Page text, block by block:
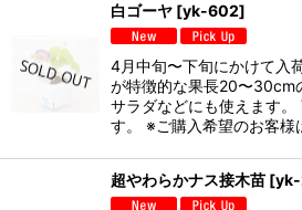
白ゴーヤ [yk-602]
4月中旬〜下旬にかけて入
が特徴的な果長20〜30cm
サラダなどにも使えます
す。 ※ご購入希望のお客
超やわらかナス接木苗 [